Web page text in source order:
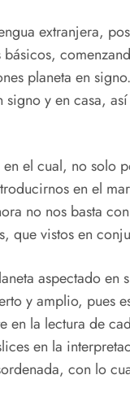
extranjera,
planeta en
y en casa,
el cual, no
en el
no nos basta
que vistos en
aspectado
y amplio, pues
en la lectura de
en la
con lo